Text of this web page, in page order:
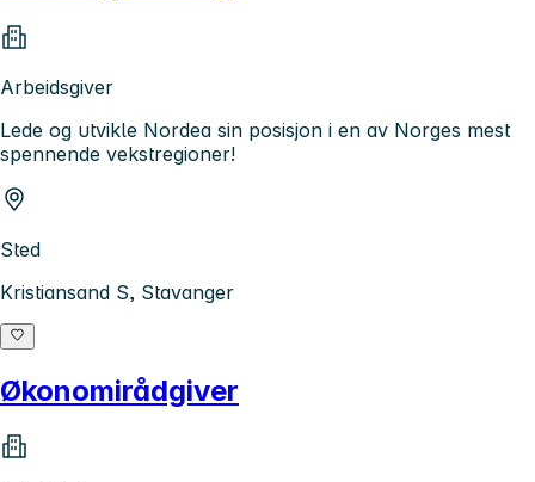
Arbeidsgiver
Lede og utvikle Nordea sin posisjon i en av Norges mest
spennende vekstregioner!
Sted
Kristiansand S, Stavanger
Økonomirådgiver